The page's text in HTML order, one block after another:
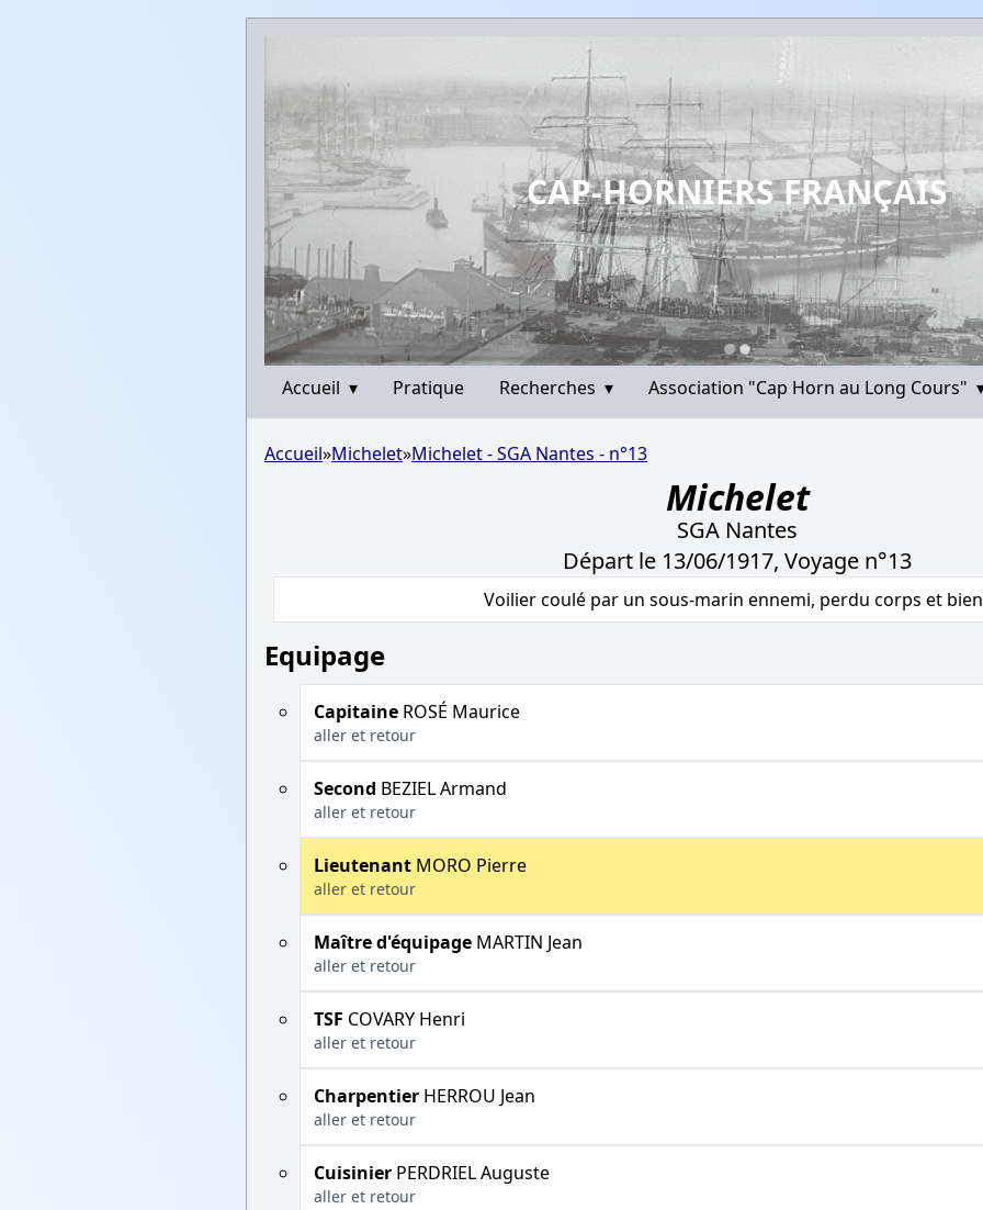
CAP-HORNIERS FRANÇAIS
Accueil ▾ Pratique Recherches ▾ Association "Cap Horn au Long Cours"
Accueil»Michelet»Michelet - SGA Nantes - n°13
Michelet
SGA Nantes
Départ le 13/06/1917, Voyage n°13
Voilier coulé par un sous-marin ennemi, perdu corps et
Equipage
Capitaine ROSÉ Maurice
aller et retour
Second BEZIEL Armand
aller et retour
Lieutenant MORO Pierre
aller et retour
Maître d'équipage MARTIN Jean
aller et retour
TSF COVARY Henri
aller et retour
Charpentier HERROU Jean
aller et retour
Cuisinier PERDRIEL Auguste
aller et retour